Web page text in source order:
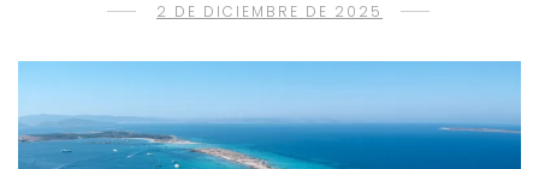
2 DE DICIEMBRE DE 2025